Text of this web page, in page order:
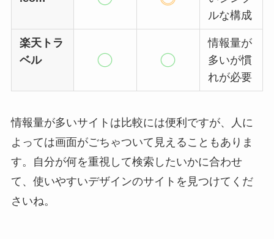
ルな構成
楽天トラ
ベル
情報量が
多いが慣
れが必要
情報量が多いサイトは比較には便利ですが、人に
よっては画面がごちゃついて見えることもありま
す。自分が何を重視して検索したいかに合わせ
て、使いやすいデザインのサイトを見つけてくだ
さいね。